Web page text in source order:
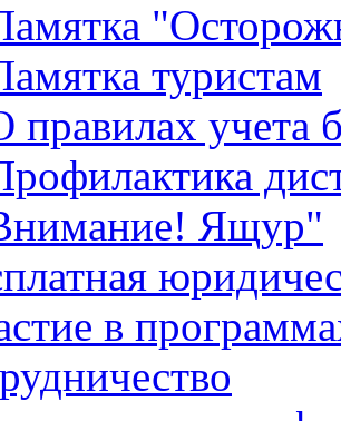
туристам
правилах учета
Ящур"
в